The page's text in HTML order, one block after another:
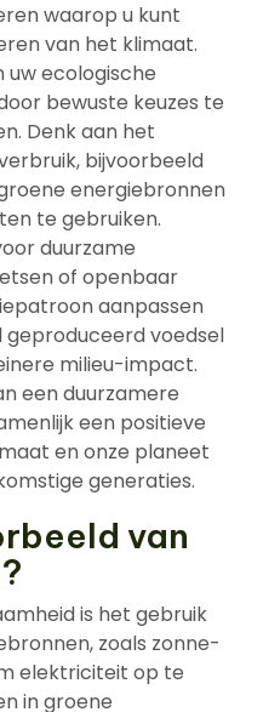
waarop u kunt
van het klimaat.
uw ecologische
bewuste keuzes te
Denk aan het
bijvoorbeeld
energiebronnen
te gebruiken.
duurzame
of openbaar
aanpassen
voedsel
milieu-impact.
een duurzamere
een positieve
en onze planeet
generaties.
van
is het gebruik
zoals zonne-
elektriciteit op te
in groene